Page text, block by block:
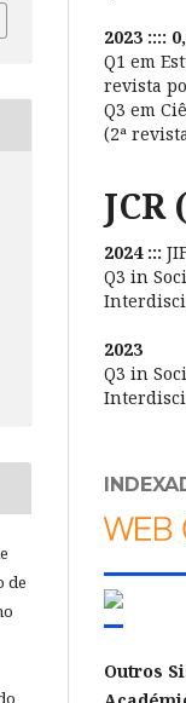
de
2023 ::::
Q1 em
revista
Q3 em
(2ª
JCR
2024 :::
Q3 in
2023
Q3 in
Outros